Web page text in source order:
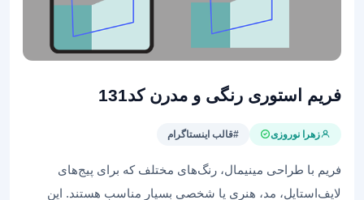
فریم استوری رنگی و مدرن کد131
زهرا نوروزی #قالب اینستاگرام
فریم‌ با طراحی مینیمال، رنگ‌های مختلف که برای پیج‌های
لایف‌استایل، مد، هنری یا شخصی بسیار مناسب هستند. این